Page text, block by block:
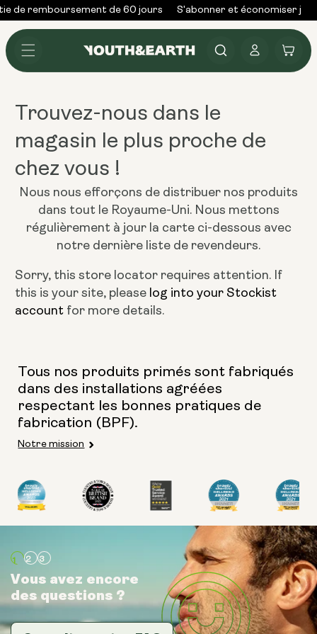
Skip to
content
de remboursement de 60 jours S'abonner et économiser
connecter
Panier
Trouvez-nous dans le
magasin le plus proche de
chez vous !
Nous nous efforçons de distribuer nos produits
dans tout le Royaume-Uni. Nous mettons
régulièrement à jour la carte ci-dessous avec
notre dernière liste de revendeurs.
Sorry, this store locator requires attention. If
this is your site, please log into your Stockist
account for more details.
Tous nos produits primés sont fabriqués
dans des installations agréées
respectant les bonnes pratiques de
fabrication (BPF).
Notre mission
Vous avez encore
des questions ?
Vous avez encore
des questions ?
Vous avez encore
des questions ?